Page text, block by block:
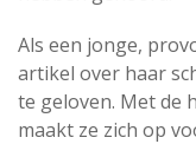
Als een jonge,
artikel over haar
te geloven. Met de
maakt ze zich op